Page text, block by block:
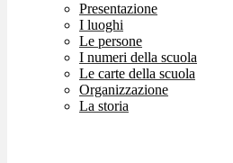
Presentazione
I luoghi
Le persone
I numeri della scuola
Le carte della scuola
Organizzazione
La storia